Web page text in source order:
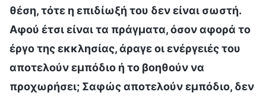
θέση, τότε η επιδίωξή του δεν είναι σωστή.
Αφού έτσι είναι τα πράγματα, όσον αφορά το
έργο της εκκλησίας, άραγε οι ενέργειές του
αποτελούν εμπόδιο ή το βοηθούν να
προχωρήσει; Σαφώς αποτελούν εμπόδιο, δεν